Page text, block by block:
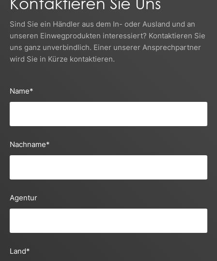
Sind Sie ein Händler aus dem In- oder Ausland und an
unseren Einwegprodukten interessiert? Kontaktieren Sie
uns ganz unverbindlich. Einer unserer Ansprechpartner
wird Sie in Kürze kontaktieren.
Name*
Nachname*
Agentur
Land*